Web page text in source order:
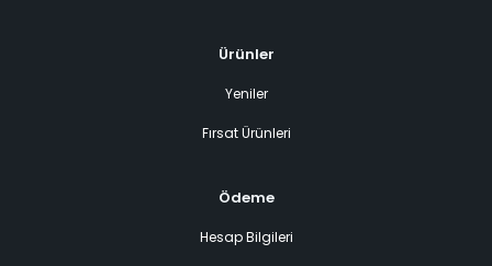
Ürünler
Yeniler
Fırsat Ürünleri
Ödeme
Hesap Bilgileri